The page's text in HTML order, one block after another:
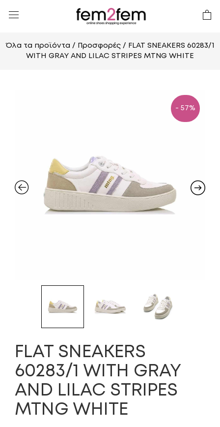
Όλα τα προϊόντα / Προσφορές/ FLAT SNEAKERS 60283/1
WITH GRAY AND LILAC STRIPES MTNG WHITE
- 57%
FLAT SNEAKERS
60283/1 WITH GRAY
AND LILAC STRIPES
MTNG WHITE